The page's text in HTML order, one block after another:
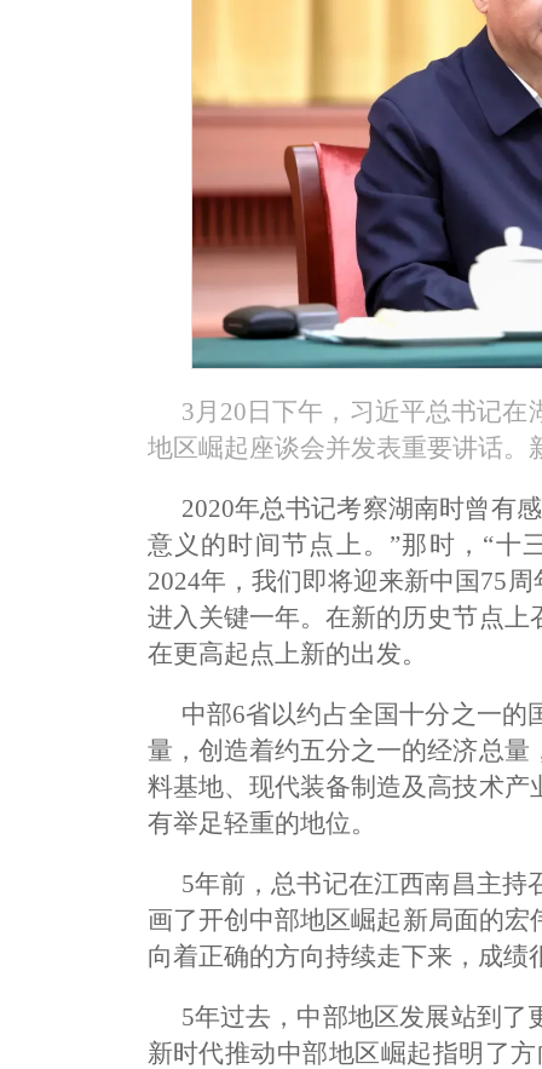
3月20日下午，习近平总书记
地区崛起座谈会并发表重要讲话。
2020年总书记考察湖南时曾有
意义的时间节点上。”那时，“十
2024年，我们即将迎来新中国75
进入关键一年。在新的历史节点
在更高起点上新的出发。
中部6省以约占全国十分之一
量，创造着约五分之一的经济总
料基地、现代装备制造及高技术
有举足轻重的地位。
5年前，总书记在江西南昌主
画了开创中部地区崛起新局面的
向着正确的方向持续走下来，成绩
5年过去，中部地区发展站到
新时代推动中部地区崛起指明了